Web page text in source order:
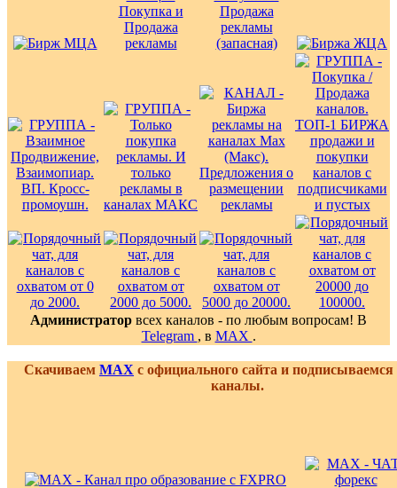
Администратор всех каналов - по любым вопросам! В
Telegram , в MAX .
Скачиваем MAX с официального сайта и
каналы.